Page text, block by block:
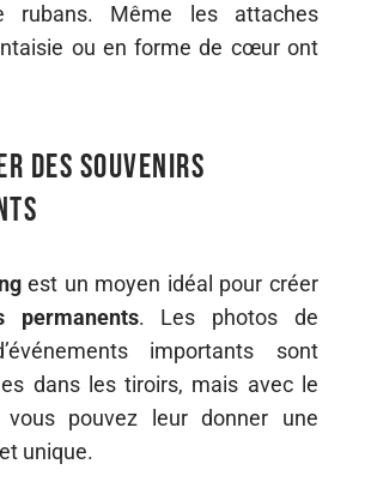
rubans. Même les attaches
ou en forme de cœur ont
des souvenirs
est un moyen idéal pour créer
permanents. Les photos de
importants sont
dans les tiroirs, mais avec le
vous pouvez leur donner une
unique.